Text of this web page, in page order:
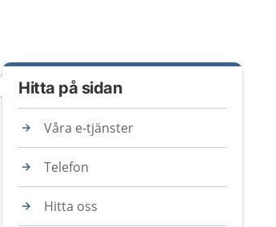
Hitta på sidan
Våra e-tjänster
Telefon
Hitta oss